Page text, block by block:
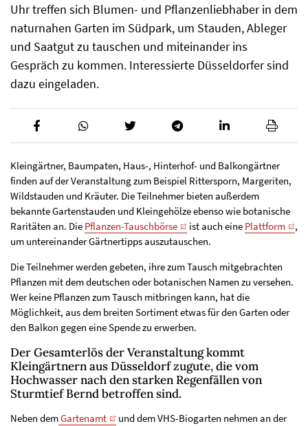
Uhr treffen sich Blumen- und Pflanzenliebhaber in dem
naturnahen Garten im Südpark, um Stauden, Ableger
und Saatgut zu tauschen und miteinander ins
Gespräch zu kommen. Interessierte Düsseldorfer sind
dazu eingeladen.
Kleingärtner, Baumpaten, Haus-, Hinterhof- und Balkongärtner
finden auf der Veranstaltung zum Beispiel Rittersporn, Margeriten,
Wildstauden und Kräuter. Die Teilnehmer bieten außerdem
bekannte Gartenstauden und Kleingehölze ebenso wie botanische
Raritäten an. Die Pflanzen-Tauschbörse ist auch eine Plattform
,
um untereinander Gärtnertipps auszutauschen.
Die Teilnehmer werden gebeten, ihre zum Tausch mitgebrachten
Pflanzen mit dem deutschen oder botanischen Namen zu versehen.
Wer keine Pflanzen zum Tausch mitbringen kann, hat die
Möglichkeit, aus dem breiten Sortiment etwas für den Garten oder
den Balkon gegen eine Spende zu erwerben.
Der Gesamterlös der Veranstaltung kommt
Kleingärtnern aus Düsseldorf zugute, die vom
Hochwasser nach den starken Regenfällen von
Sturmtief Bernd betroffen sind.
Neben demGartenamt
und dem VHS-Biogarten nehmen an der